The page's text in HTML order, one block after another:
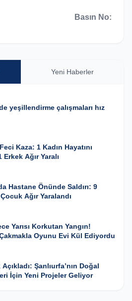
Basın No:
Yeni Haberler
yeşillendirme çalışmaları hız
Kaza: 1 Kadın Hayatını
Ağır Yaralı
Hastane Önünde Saldırı: 9
Ağır Yaralandı
Yarısı Korkutan Yangın!
Oyunu Evi Kül Ediyordu
Açıkladı: Şanlıurfa’nın Doğal
İçin Yeni Projeler Geliyor